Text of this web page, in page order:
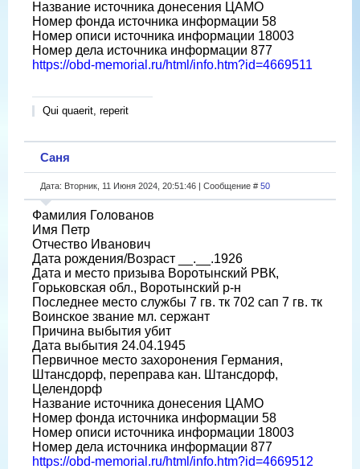
Название источника донесения ЦАМО
Номер фонда источника информации 58
Номер описи источника информации 18003
Номер дела источника информации 877
https://obd-memorial.ru/html/info.htm?id=4669511
Qui quaerit, reperit
Саня
Дата: Вторник, 11 Июня 2024, 20:51:46 | Сообщение # 50
Фамилия Голованов
Имя Петр
Отчество Иванович
Дата рождения/Возраст __.__.1926
Дата и место призыва Воротынский РВК,
Горьковская обл., Воротынский р-н
Последнее место службы 7 гв. тк 702 сап 7 гв. тк
Воинское звание мл. сержант
Причина выбытия убит
Дата выбытия 24.04.1945
Первичное место захоронения Германия,
Штансдорф, переправа кан. Штансдорф,
Целендорф
Название источника донесения ЦАМО
Номер фонда источника информации 58
Номер описи источника информации 18003
Номер дела источника информации 877
https://obd-memorial.ru/html/info.htm?id=4669512